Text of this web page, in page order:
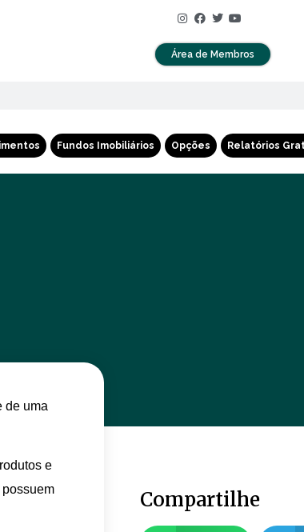
Área de Membros
Fundos Imobiliários Opções Relatórios
de uma
e
Compartilhe